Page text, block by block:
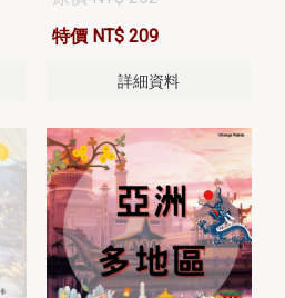
特價 NT$ 209
詳細資料